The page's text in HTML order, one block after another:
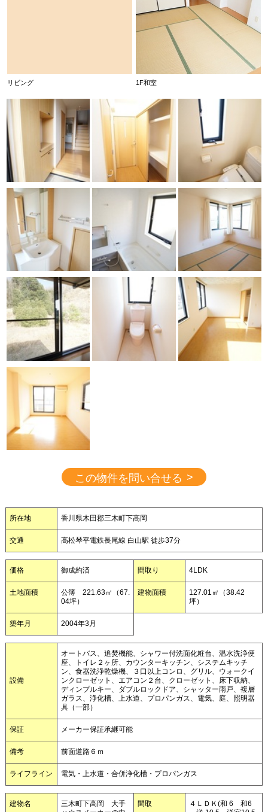
リビング 1F和室
この物件を問い合せる >
所在地 香川県木田郡三木町下高岡
交通 高松琴平電鉄長尾線 白山駅 徒歩37分
価格 御成約済 間取り 4LDK
土地面積
公簿 221.63㎡（67.
04坪）
建物面積
127.01㎡（38.42
坪）
築年月 2004年3月
設備
オートバス、追焚機能、シャワー付洗面化粧台、温水洗浄便
座、トイレ２ヶ所、カウンターキッチン、システムキッチ
ン、食器洗浄乾燥機、３口以上コンロ、グリル、ウォークイ
ンクローゼット、エアコン２台、クローゼット、床下収納、
ディンプルキー、ダブルロックドア、シャッター雨戸、複層
ガラス、浄化槽、上水道、プロパンガス、電気、庭、照明器
具（一部）
保証 メーカー保証承継可能
備考 前面道路６ｍ
ライフライン 電気・上水道・合併浄化槽・プロパンガス
建物名
三木町下高岡 大手
間取
４ＬＤＫ(和 6 和6